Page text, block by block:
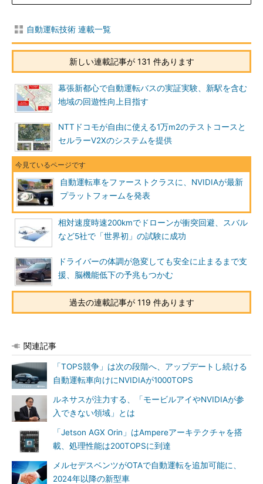
自動運転技術 連載一覧
新しい連載記事が 131 件あります
幕張新都心で自動運転バスの実証実験、新駅を含む
地域の回遊性向上目指す
NTTドコモが自由に使える1万m2のテストコースと
セルラーV2Xのシステムを提供
自動運転車をファーストクラスに、NVIDIAが最新
プラットフォームを発表
相対速度時速200kmでドローンが衝突回避、スバル
など5社で「世界初」の試験に成功
ドライバーの体調が急変しても安全に止まるまで支
援、脳機能低下の予兆もつかむ
過去の連載記事が 119 件あります
関連記事
「TOPS競争」は次の段階へ、アップデートし続ける
自動運転車向けにNVIDIAが1000TOPS
ルネサスが注力する、「モービルアイやNVIDIAが参
入できない領域」とは
「Jetson AGX Orin」はAmpereアーキテクチャを搭
載、処理性能は200TOPSに到達
メルセデスベンツがOTAで自動運転を追加可能に、
2024年以降の新型車